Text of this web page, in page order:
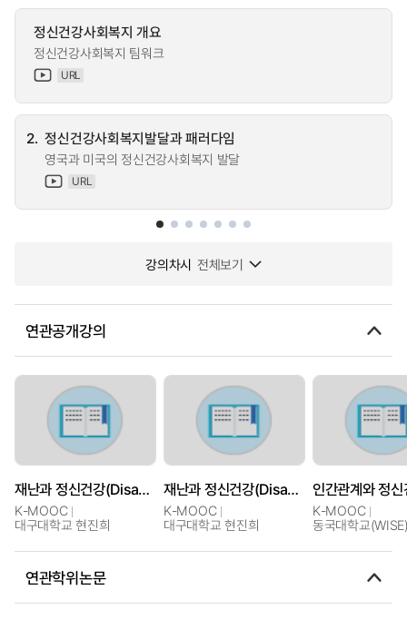
정신건강사회복지 개요
정신건강사회복지 팀워크
URL
2. 정신건강사회복지발달과 패러다임
영국과 미국의 정신건강사회복지 발달
URL
강의차시 전체보기
연관공개강의
재난과 정신건강(Disaster and Mental Health)
K-MOOC
대구대학교 현진희
재난과 정신건강(Disaster and Mental Health)
K-MOOC
대구대학교 현진희
K-MOOC
동국대학교
연관학위논문